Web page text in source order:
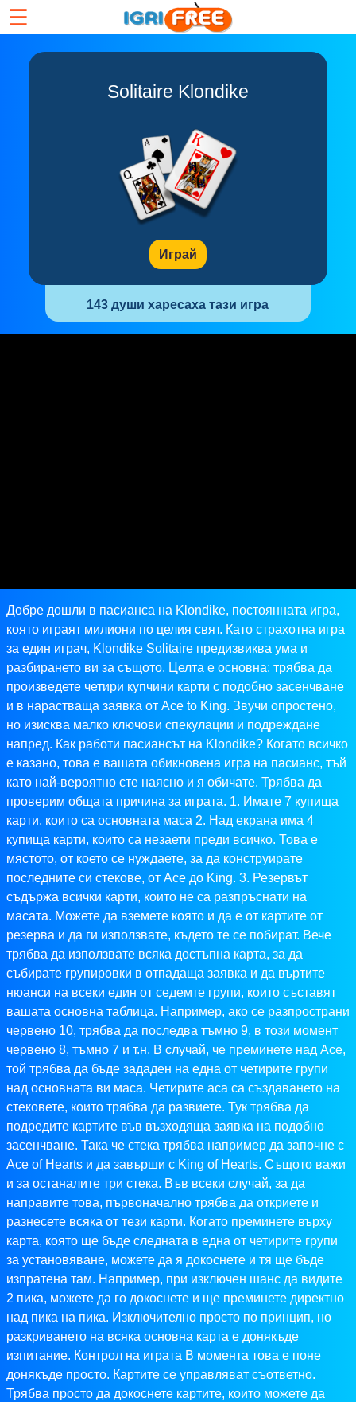
☰
Solitaire Klondike
Играй
143 души харесаха тази игра
Добре дошли в пасианса на Klondike, постоянната игра,
която играят милиони по целия свят. Като страхотна игра
за един играч, Klondike Solitaire предизвиква ума и
разбирането ви за същото. Целта е основна: трябва да
произведете четири купчини карти с подобно засенчване
и в нарастваща заявка от Ace to King. Звучи опростено,
но изисква малко ключови спекулации и подреждане
напред. Как работи пасиансът на Klondike? Когато всичко
е казано, това е вашата обикновена игра на пасианс, тъй
като най-вероятно сте наясно и я обичате. Трябва да
проверим общата причина за играта. 1. Имате 7 купища
карти, които са основната маса 2. Над екрана има 4
купища карти, които са незаети преди всичко. Това е
мястото, от което се нуждаете, за да конструирате
последните си стекове, от Ace до King. 3. Резервът
съдържа всички карти, които не са разпръснати на
масата. Можете да вземете която и да е от картите от
резерва и да ги използвате, където те се побират. Вече
трябва да използвате всяка достъпна карта, за да
събирате групировки в отпадаща заявка и да въртите
нюанси на всеки един от седемте групи, които съставят
вашата основна таблица. Например, ако се разпространи
червено 10, трябва да последва тъмно 9, в този момент
червено 8, тъмно 7 и т.н. В случай, че преминете над Ace,
той трябва да бъде зададен на една от четирите групи
над основната ви маса. Четирите аса са създаването на
стековете, които трябва да развиете. Тук трябва да
подредите картите във възходяща заявка на подобно
засенчване. Така че стека трябва например да започне с
Ace of Hearts и да завърши с King of Hearts. Същото важи
и за останалите три стека. Във всеки случай, за да
направите това, първоначално трябва да откриете и
разнесете всяка от тези карти. Когато преминете върху
карта, която ще бъде следната в една от четирите групи
за установяване, можете да я докоснете и тя ще бъде
изпратена там. Например, при изключен шанс да видите
2 пика, можете да го докоснете и ще преминете директно
над пика на пика. Изключително просто по принцип, но
разкриването на всяка основна карта е донякъде
изпитание. Контрол на играта В момента това е поне
донякъде просто. Картите се управляват съответно.
Трябва просто да докоснете картите, които можете да